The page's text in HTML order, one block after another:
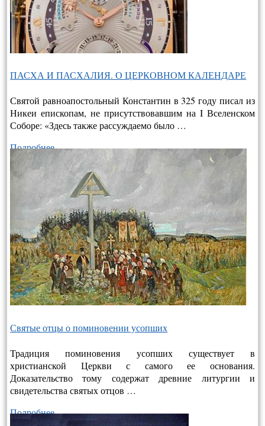
ПАСХА И ПАСХАЛИЯ. О ЦЕРКОВНОМ КАЛЕНДАРЕ
Святой равноапостольный Константин в 325 году писал из
Никеи епископам, не присутствовавшим на I Вселенском
Соборе: «Здесь также рассуждаемо было …
Подробнее…
Святые отцы о поминовении усопших
Традиция поминовения усопших существует в
христианской Церкви с самого ее основания.
Доказательство тому содержат древние литургии и
свидетельства святых отцов …
Подробнее…